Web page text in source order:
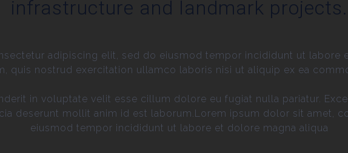
infrastructure and landmark projects.
adipiscing elit, sed do eiusmod tempor incididunt ut labore
quis nostrud exercitation ullamco laboris nisi ut aliquip ex ea
in voluptate velit esse cillum dolore eu fugiat nulla pariatur.
deserunt mollit anim id est laborum.Lorem ipsum dolor sit amet,
eiusmod tempor incididunt ut labore et dolore magna aliqua